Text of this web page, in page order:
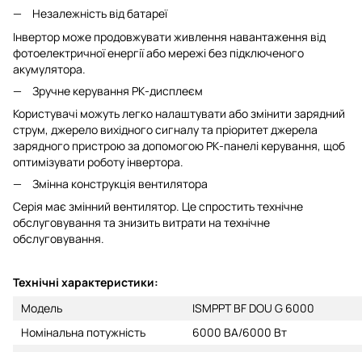
Незалежність від батареї
Інвертор може продовжувати живлення навантаження від
фотоелектричної енергії або мережі без підключеного
акумулятора.
Зручне керування РК-дисплеєм
Користувачі можуть легко налаштувати або змінити зарядний
струм, джерело вихідного сигналу та пріоритет джерела
зарядного пристрою за допомогою РК-панелі керування, щоб
оптимізувати роботу інвертора.
Змінна конструкція вентилятора
Серія має змінний вентилятор. Це спростить технічне
обслуговування та знизить витрати на технічне
обслуговування.
Технічні характеристики:
Модель
ISMPPT BF DOU G 6000
Номінальна потужність
6000 ВА/6000 Вт